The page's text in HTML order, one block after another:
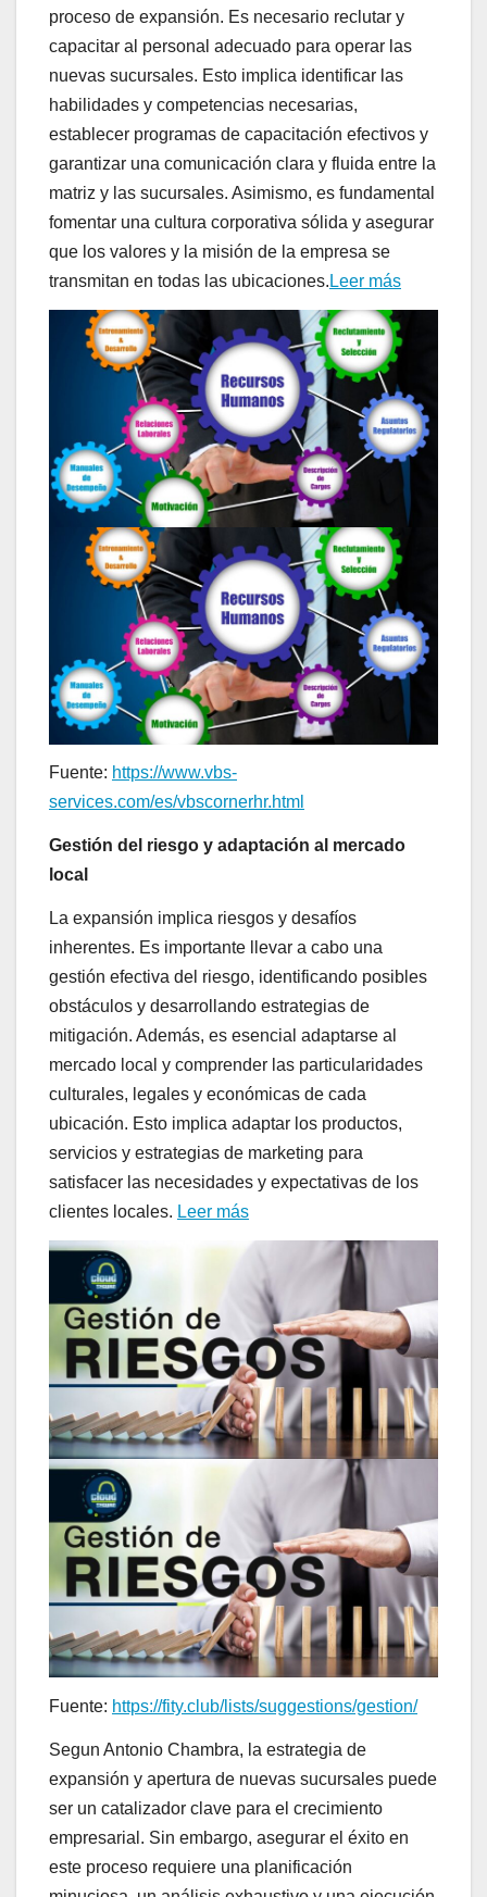
proceso de expansión. Es necesario reclutar y
capacitar al personal adecuado para operar las
nuevas sucursales. Esto implica identificar las
habilidades y competencias necesarias,
establecer programas de capacitación efectivos y
garantizar una comunicación clara y fluida entre la
matriz y las sucursales. Asimismo, es fundamental
fomentar una cultura corporativa sólida y asegurar
que los valores y la misión de la empresa se
transmitan en todas las ubicaciones. Leer más
Fuente: https://www.vbs-
services.com/es/vbscornerhr.html
Gestión del riesgo y adaptación al mercado
local
La expansión implica riesgos y desafíos
inherentes. Es importante llevar a cabo una
gestión efectiva del riesgo, identificando posibles
obstáculos y desarrollando estrategias de
mitigación. Además, es esencial adaptarse al
mercado local y comprender las particularidades
culturales, legales y económicas de cada
ubicación. Esto implica adaptar los productos,
servicios y estrategias de marketing para
satisfacer las necesidades y expectativas de los
clientes locales. Leer más
Fuente: https://fity.club/lists/suggestions/gestion/
Segun Antonio Chambra, la estrategia de
expansión y apertura de nuevas sucursales puede
ser un catalizador clave para el crecimiento
empresarial. Sin embargo, asegurar el éxito en
este proceso requiere una planificación